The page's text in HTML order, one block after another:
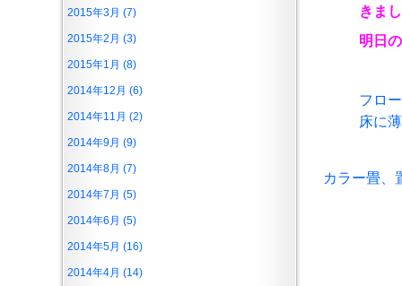
きま
明日
フロ
床に
カラー畳、
2015年3月 (7)
2015年2月 (3)
2015年1月 (8)
2014年12月 (6)
2014年11月 (2)
2014年9月 (9)
2014年8月 (7)
2014年7月 (5)
2014年6月 (5)
2014年5月 (16)
2014年4月 (14)